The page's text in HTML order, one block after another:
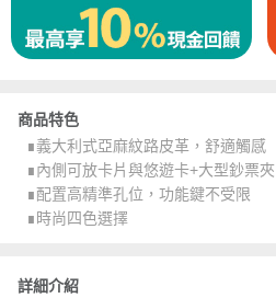
商品特色
∎義大利式亞麻紋路皮革，舒適觸感
∎內側可放卡片與悠遊卡+大型鈔票夾
∎配置高精準孔位，功能鍵不受限
∎時尚四色選擇
詳細介紹